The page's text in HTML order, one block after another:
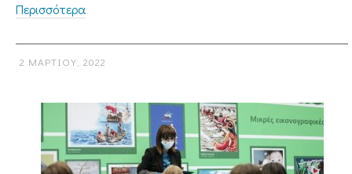
Περισσότερα
2 ΜΑΡΤΊΟΥ, 2022